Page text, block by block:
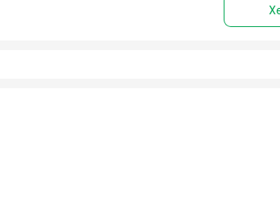
điều hòa “chính hiệu” với đầy đủ các bộ